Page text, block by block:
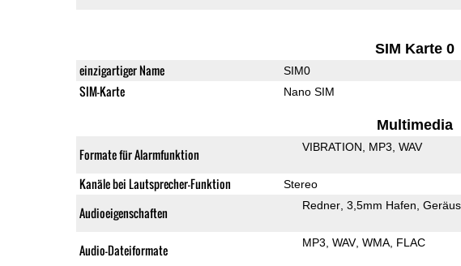
SIM Karte 0
einzigartiger Name SIM0
SIM-Karte Nano SIM
Multimedia
Formate für Alarmfunktion VIBRATION MP3 WAV
Kanäle bei Lautsprecher-Funktion Stereo
Audioeigenschaften Redner 3,5mm Hafen
Audio-Dateiformate MP3 WAV WMA FLAC